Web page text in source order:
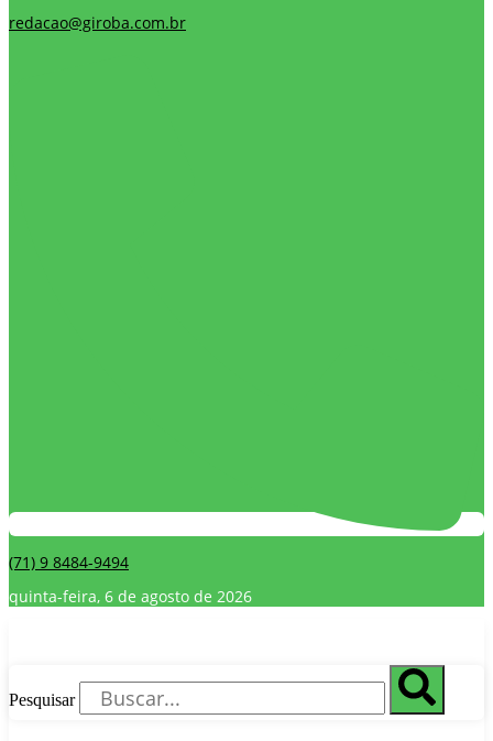
redacao@giroba.com.br
(71) 9 8484-9494
quinta-feira, 6 de agosto de 2026
Pesquisar